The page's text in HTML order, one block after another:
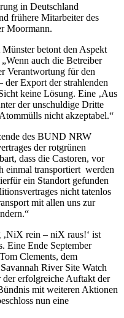
in Deutschland
frühere Mitarbeiter des
Moormann.
betont den Aspekt
auch die Betreiber
Verantwortung für den
Export der strahlenden
keine Lösung. Eine ‚Aus
der unschuldige Dritte
nicht akzeptabel.“
des BUND NRW
der rotgrünen
dass die Castoren, vor
einmal transportiert werden
ein Standort gefunden
nicht tatenlos
mit allen uns zur
rein – niX raus!‘ ist
Eine Ende September
Clements, dem
River Site Watch
erfolgreiche Auftakt der
mit weiteren Aktionen
nun eine